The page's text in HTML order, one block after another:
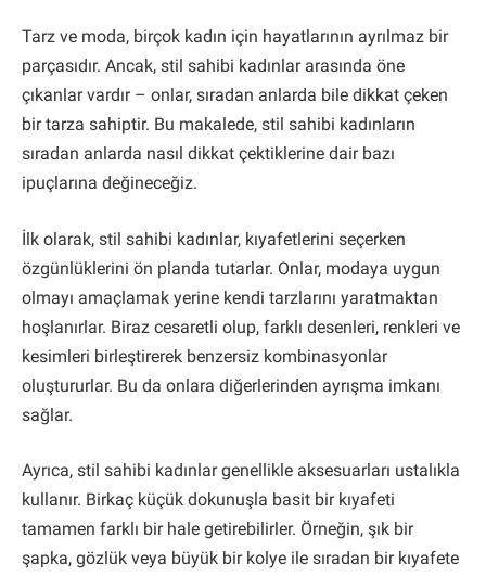
Tarz ve moda, birçok kadın için hayatlarının ayrılmaz bir
parçasıdır. Ancak, stil sahibi kadınlar arasında öne
çıkanlar vardır – onlar, sıradan anlarda bile dikkat çeken
bir tarza sahiptir. Bu makalede, stil sahibi kadınların
sıradan anlarda nasıl dikkat çektiklerine dair bazı
ipuçlarına değineceğiz.
İlk olarak, stil sahibi kadınlar, kıyafetlerini seçerken
özgünlüklerini ön planda tutarlar. Onlar, modaya uygun
olmayı amaçlamak yerine kendi tarzlarını yaratmaktan
hoşlanırlar. Biraz cesaretli olup, farklı desenleri, renkleri ve
kesimleri birleştirerek benzersiz kombinasyonlar
oluştururlar. Bu da onlara diğerlerinden ayrışma imkanı
sağlar.
Ayrıca, stil sahibi kadınlar genellikle aksesuarları ustalıkla
kullanır. Birkaç küçük dokunuşla basit bir kıyafeti
tamamen farklı bir hale getirebilirler. Örneğin, şık bir
şapka, gözlük veya büyük bir kolye ile sıradan bir kıyafete